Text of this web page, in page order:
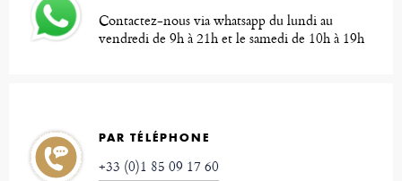
Contactez-nous via whatsapp du lundi au
vendredi de 9h à 21h et le samedi de 10h à 19h
PAR TÉLÉPHONE
+33 (0)1 85 09 17 60